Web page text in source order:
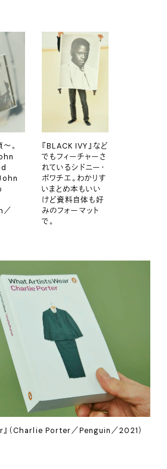
。
／
『BLACK IVY』など
でもフィーチャーさ
れているシドニー・
ポワチエ。わかりす
いまとめ本もいい
けど資料自体も好
みのフォーマット
で。
（Charlie Porter／Penguin／2021）